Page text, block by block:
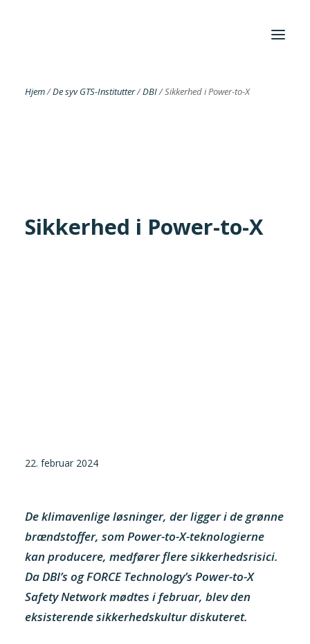
Hjem/De syv GTS-Institutter/DBI/Sikkerhed i Power-to-X
Sikkerhed i Power-to-X
22. februar 2024
De klimavenlige løsninger, der ligger i de grønne
brændstoffer, som Power-to-X-teknologierne
kan producere, medfører flere sikkerhedsrisici.
Da DBI’s og FORCE Technology’s Power-to-X
Safety Network mødtes i februar, blev den
eksisterende sikkerhedskultur diskuteret.